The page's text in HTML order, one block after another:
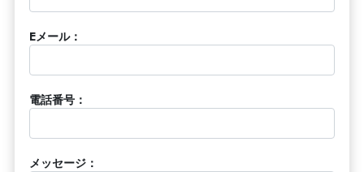
Eメール：
電話番号：
メッセージ：